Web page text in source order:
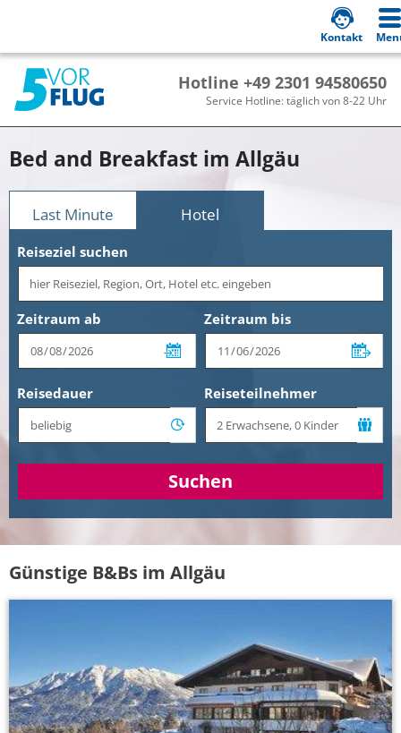
Hotline +49 2301 94580650
Service Hotline: täglich von 8-22 Uhr
Kontakt
Bed and Breakfast im Allgäu
Last Minute Hotel
Reiseziel suchen
Zeitraum ab Zeitraum bis
Reisedauer Reiseteilnehmer
Suchen
Günstige B&Bs im Allgäu